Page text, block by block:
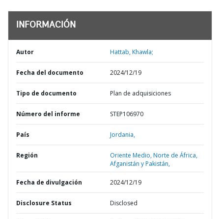
INFORMACIÓN
Autor Hattab, Khawla;
Fecha del documento 2024/12/19
Tipo de documento Plan de adquisiciones
Número del informe STEP106970
País Jordania,
Región
Oriente Medio, Norte de África,
Afganistán y Pakistán,
Fecha de divulgación 2024/12/19
Disclosure Status Disclosed